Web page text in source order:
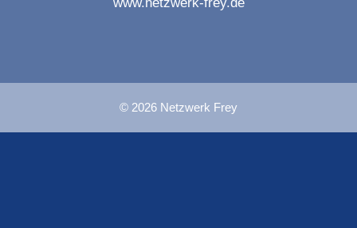
© 2026 Netzwerk Frey